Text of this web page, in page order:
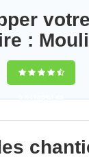
:
9,5(100%)66
votes